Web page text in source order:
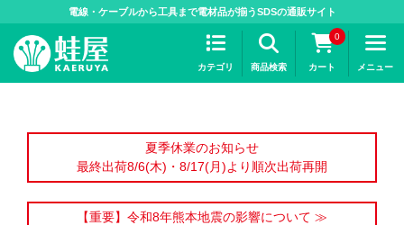
電線・ケーブルから工具まで電材品が揃うSDSの通販サイト
カテゴリ 商品検索
0
カート メニュー
夏季休業のお知らせ
最終出荷8/6(木)・8/17(月)より順次出荷再開
【重要】令和8年熊本地震の影響について ≫